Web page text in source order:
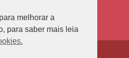
melhorar a
para saber mais leia